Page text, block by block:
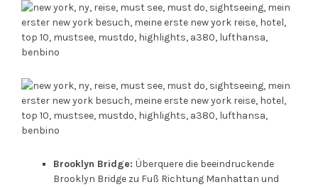
Brooklyn Bridge: Überquere die beeindruckende
Brooklyn Bridge zu Fuß Richtung Manhattan und